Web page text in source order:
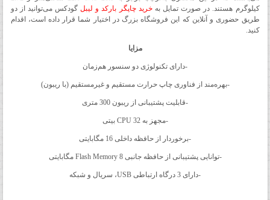
کیلوگرم هستند. در صورت تمایل بهخرید چاپگر بارکد و لیبل گودکس می‌توانید از دو
طریق حضوری و آنلاین که این فروشگاه بزرگ در اختیار شما قرار داده است، اقدام
کنید.
مزایا
-دارای تکنولوژی دو سنسور هم‌زمان
-بهره‌مند از فناوری چاپ حرارت مستقیم و غیرمستقیم (با ریبون)
-قابلیت پشتیبانی از ریبون 300 متری
-مجهز به CPU 32 بیتی
-برخوردار از حافظه داخلی 16 مگابایتی
-توانایی پشتیبانی از حافظه جانبی Flash Memory 8 مگابایتی
-دارای 3 درگاه ارتباطی USB، سریال و شبکه